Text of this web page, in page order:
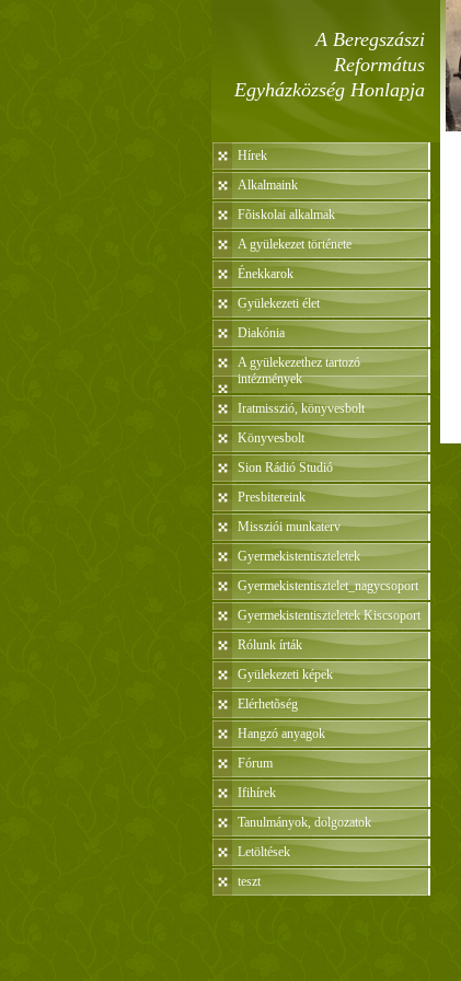
A Beregszászi
Református
Egyházközség Honlapja
Hírek
Alkalmaink
Fõiskolai alkalmak
A gyülekezet története
Énekkarok
Gyülekezeti élet
Diakónia
A gyülekezethez tartozó
intézmények
Iratmisszió, könyvesbolt
Könyvesbolt
Sion Rádió Studió
Presbitereink
Missziói munkaterv
Gyermekistentiszteletek
Gyermekistentisztelet_nagycsoport
Gyermekistentiszteletek Kiscsoport
Rólunk írták
Gyülekezeti képek
Elérhetõség
Hangzó anyagok
Fórum
Ifihírek
Tanulmányok, dolgozatok
Letöltések
teszt